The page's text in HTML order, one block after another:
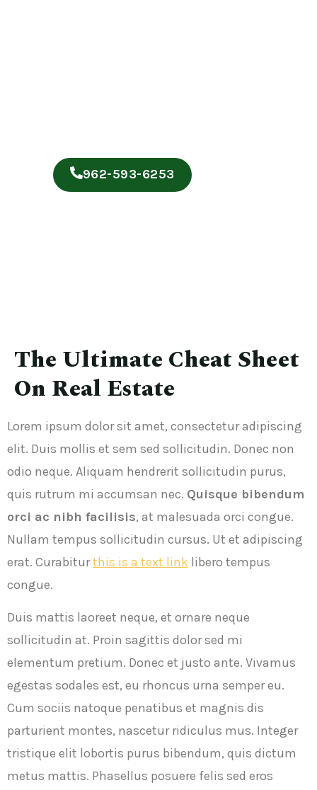
962-593-6253
The Ultimate Cheat Sheet
On Real Estate
Lorem ipsum dolor sit amet, consectetur adipiscing
elit. Duis mollis et sem sed sollicitudin. Donec non
odio neque. Aliquam hendrerit sollicitudin purus,
quis rutrum mi accumsan nec. Quisque bibendum
orci ac nibh facilisis, at malesuada orci congue.
Nullam tempus sollicitudin cursus. Ut et adipiscing
erat. Curabiturthis is a text link libero tempus
congue.
Duis mattis laoreet neque, et ornare neque
sollicitudin at. Proin sagittis dolor sed mi
elementum pretium. Donec et justo ante. Vivamus
egestas sodales est, eu rhoncus urna semper eu.
Cum sociis natoque penatibus et magnis dis
parturient montes, nascetur ridiculus mus. Integer
tristique elit lobortis purus bibendum, quis dictum
metus mattis. Phasellus posuere felis sed eros